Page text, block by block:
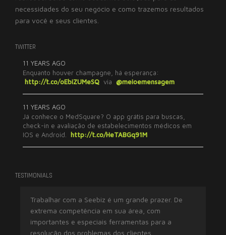
necessidades do seu negócio e como trazemos resultados
para você e seus clientes.
TWITTER
11 YEARS AGO
Enquanto houver champagne, há esperança:
http://t.co/oEbiZUMeSQ via @meioemensagem
11 YEARS AGO
Já conhece o MedSquare? O app grátis para buscas,
check-in e avaliação de estabelecimentos médicos em
IOS e Android. http://t.co/HeTABGq91M
TESTIMONIALS
Trabalhar com a Seebiz é um grande prazer. De
extrema competência em sua área, com
importantes e especiais ferramentas para a
resolução dos problemas dos clientes.